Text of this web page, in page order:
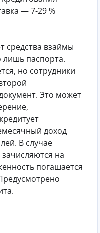
— 7-29 %
средства взаймы
лишь паспорта.
но сотрудники
Это может
доход
В случае
на
погашается